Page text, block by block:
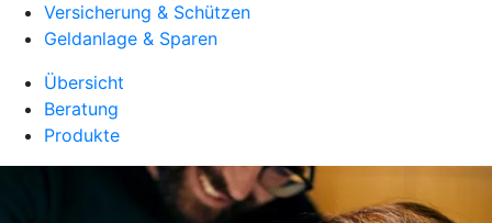
Versicherung & Schützen
Geldanlage & Sparen
Übersicht
Beratung
Produkte